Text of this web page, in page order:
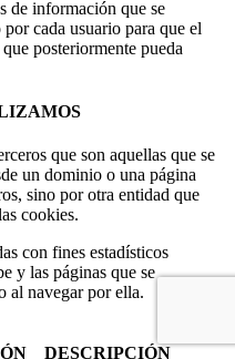
de información que se
cada usuario para que el
posteriormente pueda
que son aquellas que se
un dominio o una página
sino por otra entidad que
cookies.
con fines estadísticos
y las páginas que se
al navegar por ella.
DESCRIPCIÓN